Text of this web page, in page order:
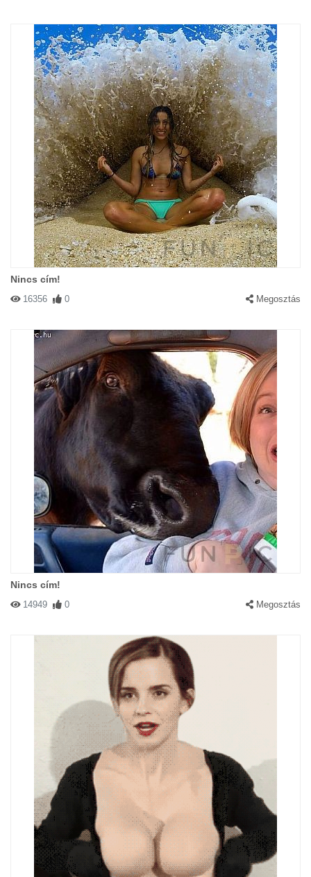
Nincs cím!
16356 0 Megosztás
Nincs cím!
14949 0 Megosztás